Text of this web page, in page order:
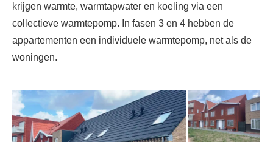
krijgen warmte, warmtapwater en koeling via een
collectieve warmtepomp. In fasen 3 en 4 hebben de
appartementen een individuele warmtepomp, net als de
woningen.